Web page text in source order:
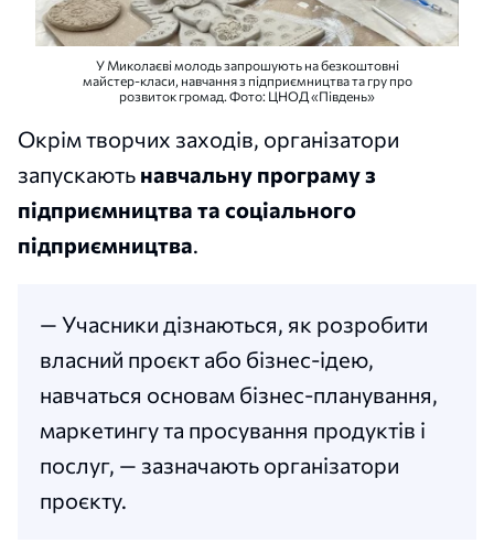
У Миколаєві молодь запрошують на безкоштовні
майстер-класи, навчання з підприємництва та гру про
розвиток громад. Фото: ЦНОД «Південь»
Окрім творчих заходів, організатори
запускають навчальну програму з
підприємництва та соціального
підприємництва.
— Учасники дізнаються, як розробити
власний проєкт або бізнес-ідею,
навчаться основам бізнес-планування,
маркетингу та просування продуктів і
послуг, — зазначають організатори
проєкту.